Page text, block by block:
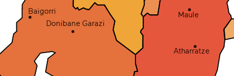
Donibane Garazi
Baigorri
Atharratze
Maule